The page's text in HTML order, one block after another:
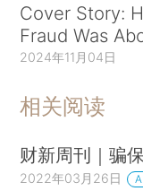
Cover Story:
Fraud Was
2024年11月04日
相关阅读
财新周刊｜骗
2022年03月26日